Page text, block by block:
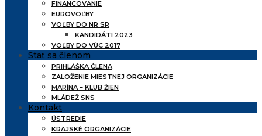
FINANCOVANIE
EUROVOĽBY
VOĽBY DO NR SR
KANDIDÁTI 2023
VOĽBY DO VÚC 2017
Stať sa členom
PRIHLÁŠKA ČLENA
ZALOŽENIE MIESTNEJ ORGANIZÁCIE
MARÍNA – KLUB ŽIEN
MLÁDEŽ SNS
Kontakt
ÚSTREDIE
KRAJSKÉ ORGANIZÁCIE